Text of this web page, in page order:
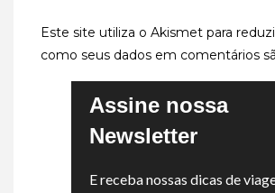
Este site utiliza o Akismet para
como seus dados em comentários
Assine nossa
Newsletter
E receba nossas dicas de